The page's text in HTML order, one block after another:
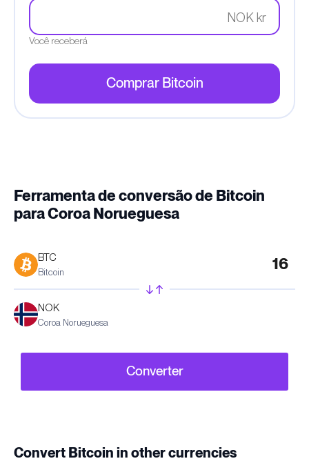
NOK kr
Você receberá
Comprar Bitcoin
Ferramenta de conversão de Bitcoin
para Coroa Norueguesa
BTC
Bitcoin
NOK
Coroa Norueguesa
Converter
Convert Bitcoin in other currencies